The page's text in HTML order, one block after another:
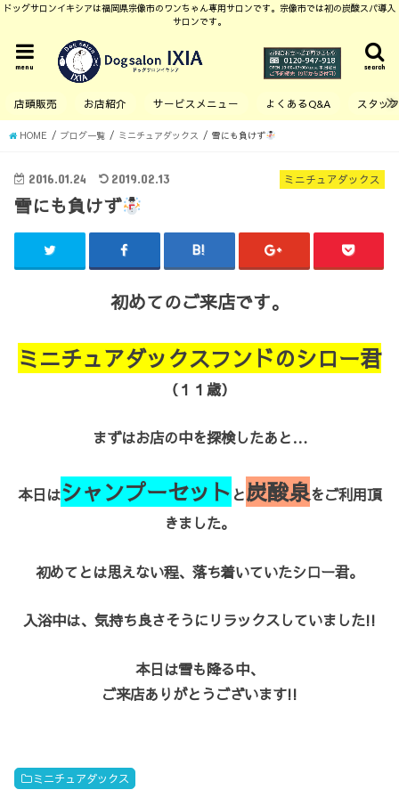
ドッグサロンイキシアは福岡県宗像市のワンちゃん専用サロンです。宗像市では初の炭酸スパ導入
サロンです。
search
menu
店頭販売 お店紹介 サービスメニュー よくあるQ&A スタッ
HOME ブログ一覧 ミニチュアダックス 雪にも負けず
ミニチュアダックス
2016.01.24 2019.02.13
雪にも負けず
初めてのご来店です。
ミニチュアダックスフンドのシロー君
（１１歳）
まずはお店の中を探検したあと…
本日はシャンプーセット と炭酸泉をご利用頂
きました。
初めてとは思えない程、落ち着いていたシロー君。
入浴中は、気持ち良さそうにリラックスしていました!!
本日は雪も降る中、
ご来店ありがとうございます!!
ミニチュアダックス